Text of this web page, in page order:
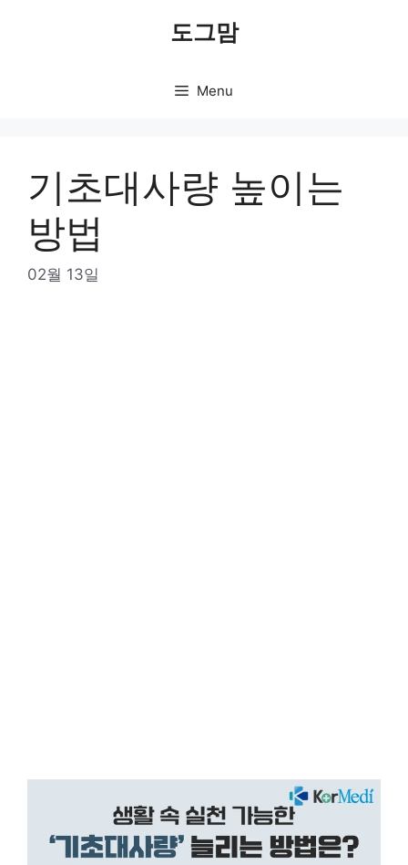
도그맘
Menu
기초대사량 높이는
방법
02월 13일